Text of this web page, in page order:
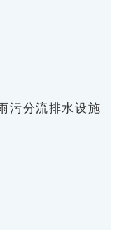
污分流排水设施